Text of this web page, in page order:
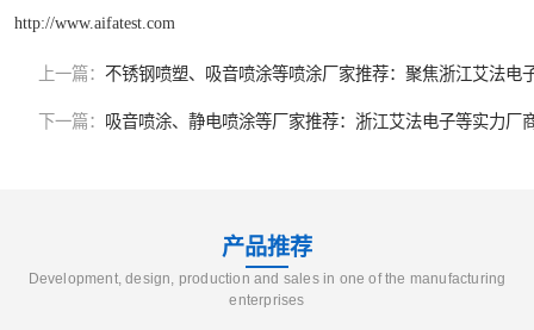
http://www.aifatest.com
上一篇： 不锈钢喷塑、吸音喷涂等喷涂厂家推荐：聚焦浙江艾法电
下一篇： 吸音喷涂、静电喷涂等厂家推荐：浙江艾法电子等实力厂
产品推荐
Development, design, production and sales in one of the manufacturing
enterprises